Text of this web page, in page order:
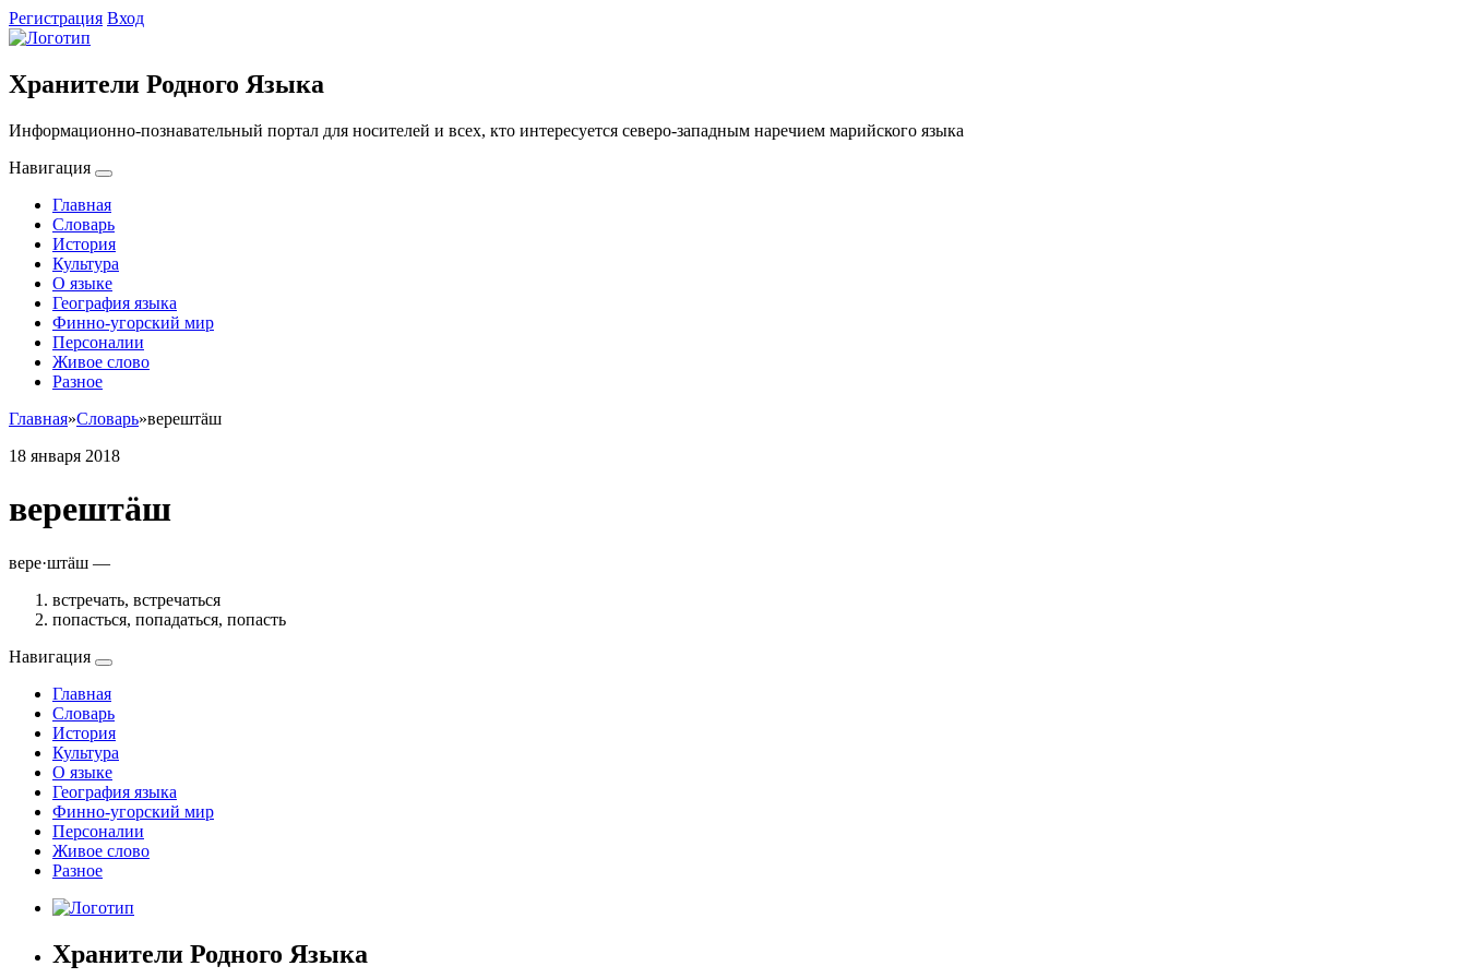
Регистрация Вход
Хранители Родного Языка
Информационно-познавательный портал для носителей и всех, кто интересуется северо-западным наречием марийского языка
Навигация
Главная
Словарь
История
Культура
О языке
География языка
Финно-угорский мир
Персоналии
Живое слово
Разное
Главная»Словарь»верештӓш
18 января 2018
верештӓш
вере·штӓш —
встречать, встречаться
попасться, попадаться, попасть
Навигация
Главная
Словарь
История
Культура
О языке
География языка
Финно-угорский мир
Персоналии
Живое слово
Разное
Хранители Родного Языка